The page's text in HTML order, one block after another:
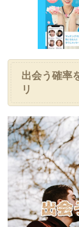
出会う確率
リ